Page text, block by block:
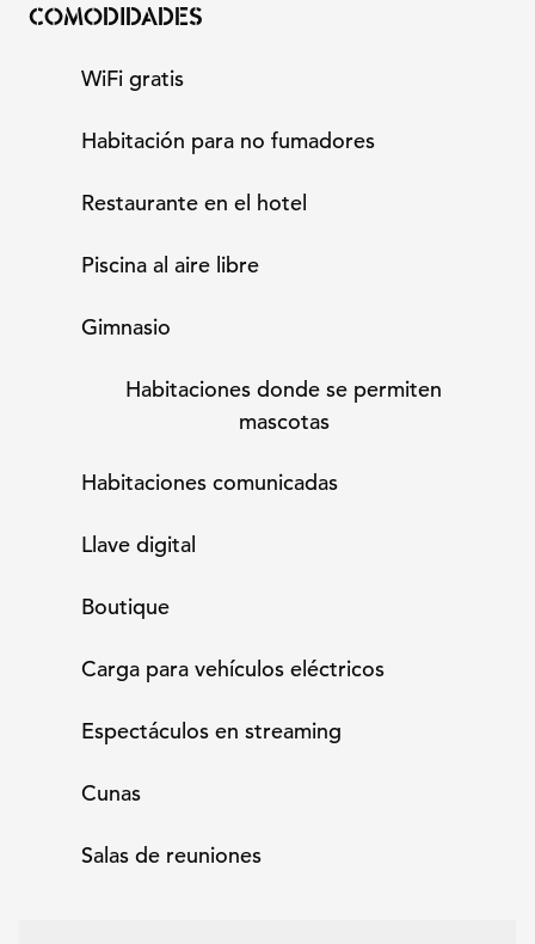
COMODIDADES
WiFi gratis
Habitación para no fumadores
Restaurante en el hotel
Piscina al aire libre
Gimnasio
Habitaciones donde se permiten
mascotas
Habitaciones comunicadas
Llave digital
Boutique
Carga para vehículos eléctricos
Espectáculos en streaming
Cunas
Salas de reuniones